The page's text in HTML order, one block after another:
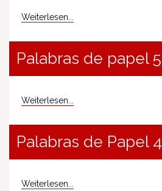
Weiterlesen...
Palabras de papel 5
Weiterlesen...
Palabras de Papel 4
Weiterlesen...